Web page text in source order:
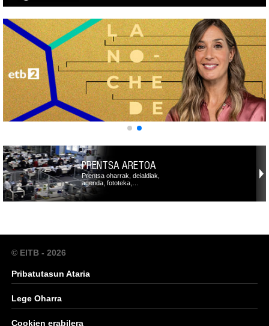
PRENTSA ARETOA
Prentsa oharrak, deialdiak,
agenda, fototeka,…
© EITB - 2026
Pribatutasun Ataria
Lege Oharra
Cookien erabilera